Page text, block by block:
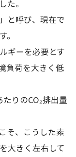
た。
と呼び、現在で
ギーを必要とす
負荷を大きく低
りのCO₂排出量
そ、こうした素
大きく左右して